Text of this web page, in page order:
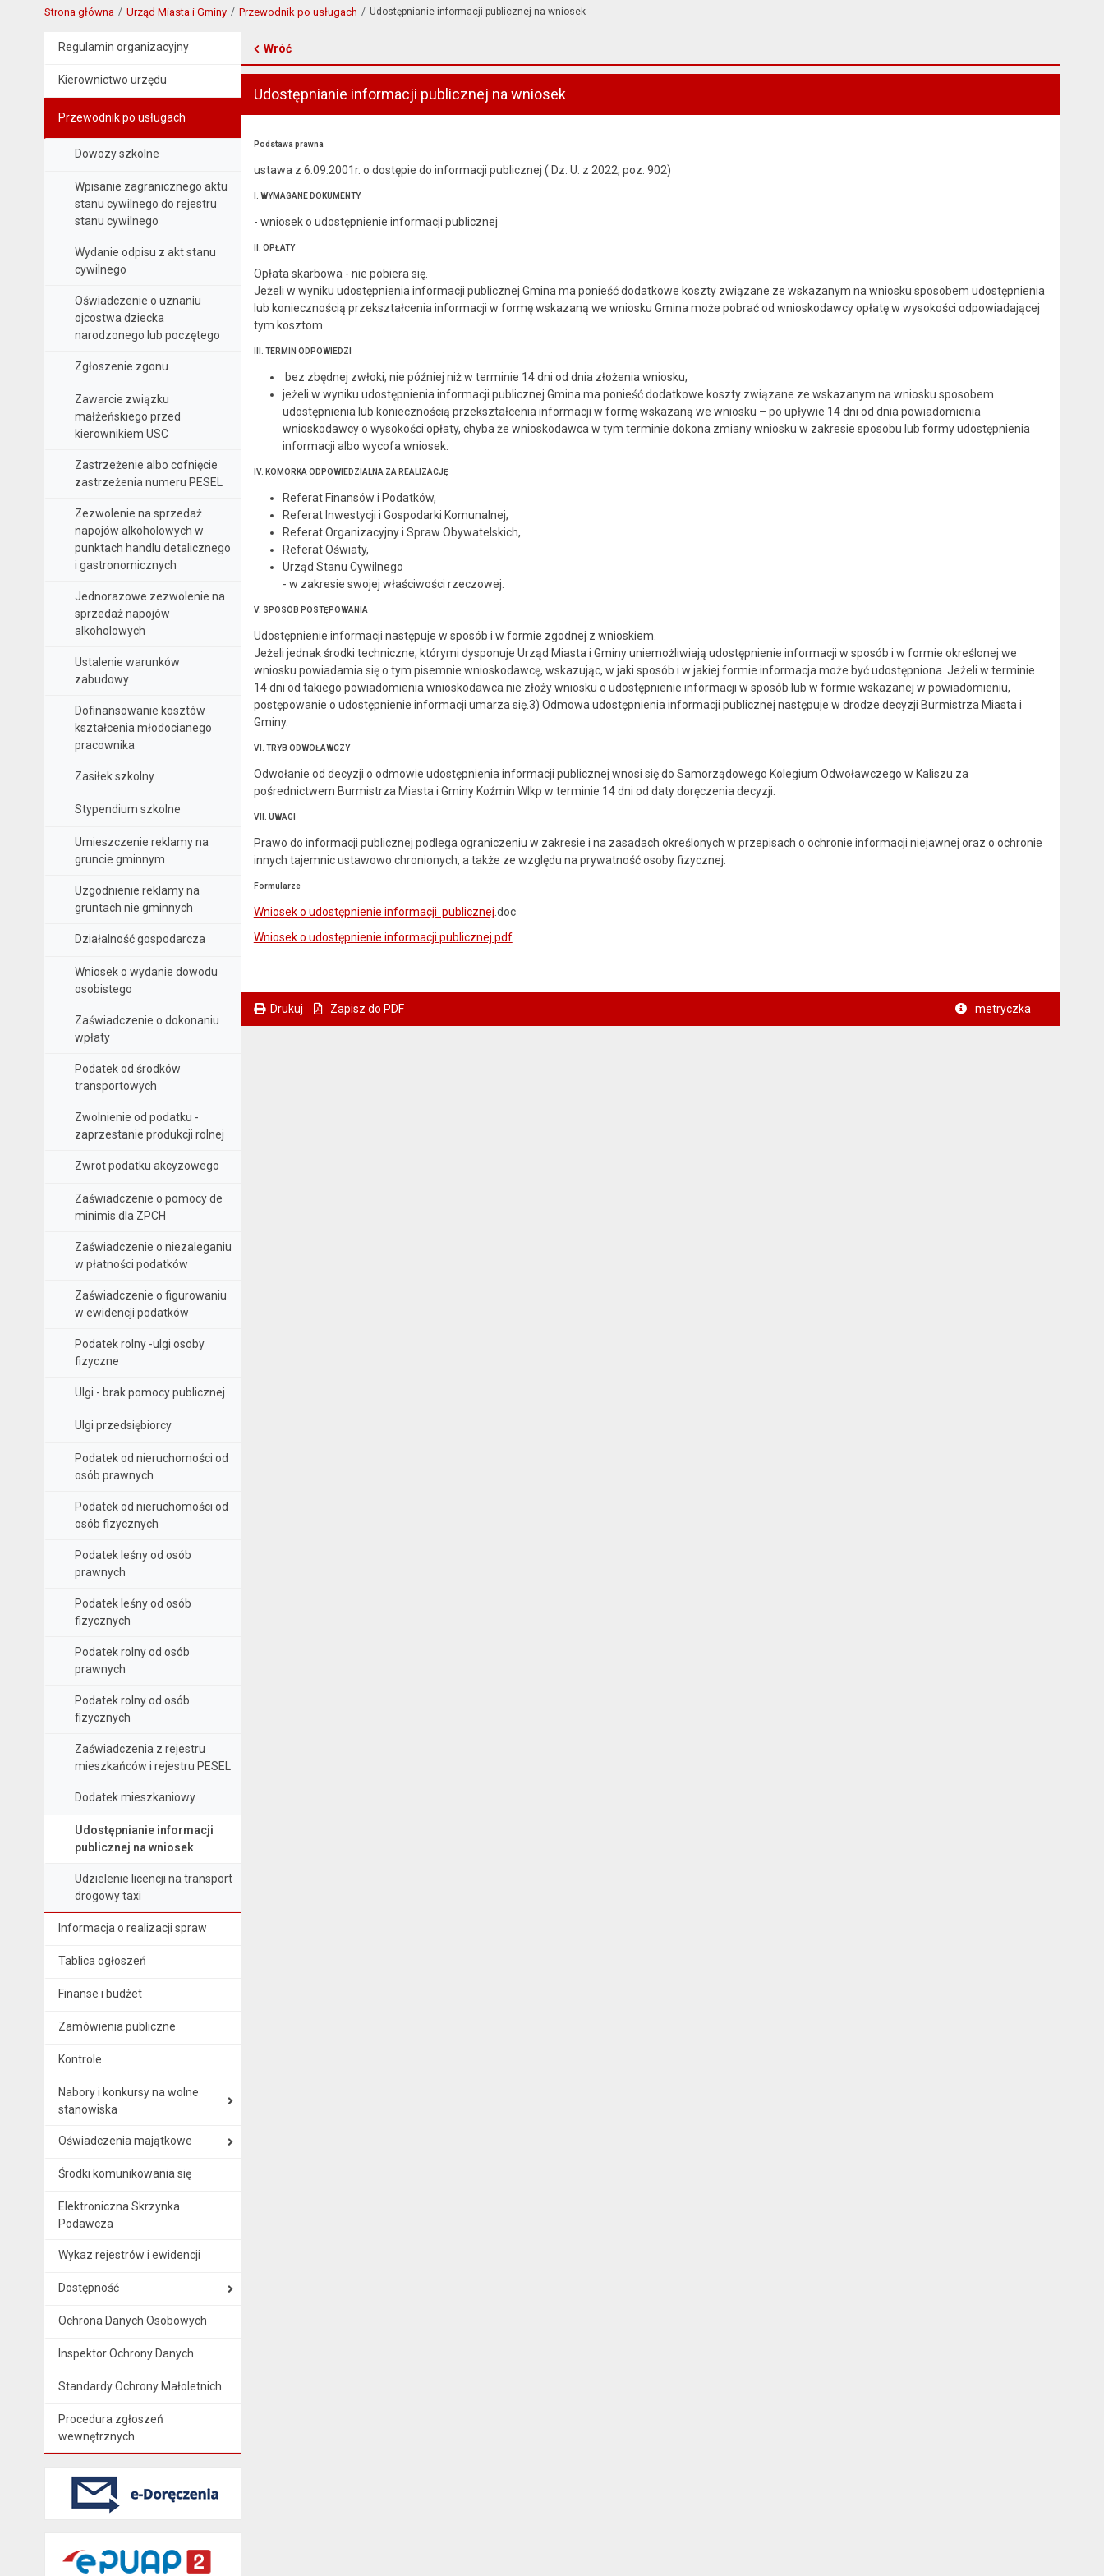
Strona główna Urząd Miasta i Gminy Przewodnik po usługach Udostępnianie informacji publicznej na wniosek
Regulamin organizacyjny
Kierownictwo urzędu
Przewodnik po usługach
Dowozy szkolne
Wpisanie zagranicznego aktu
stanu cywilnego do rejestru
stanu cywilnego
Wydanie odpisu z akt stanu
cywilnego
Oświadczenie o uznaniu
ojcostwa dziecka
narodzonego lub poczętego
Zgłoszenie zgonu
Zawarcie związku
małżeńskiego przed
kierownikiem USC
Zastrzeżenie albo cofnięcie
zastrzeżenia numeru PESEL
Zezwolenie na sprzedaż
napojów alkoholowych w
punktach handlu detalicznego
i gastronomicznych
Jednorazowe zezwolenie na
sprzedaż napojów
alkoholowych
Ustalenie warunków
zabudowy
Dofinansowanie kosztów
kształcenia młodocianego
pracownika
Zasiłek szkolny
Stypendium szkolne
Umieszczenie reklamy na
gruncie gminnym
Uzgodnienie reklamy na
gruntach nie gminnych
Działalność gospodarcza
Wniosek o wydanie dowodu
osobistego
Zaświadczenie o dokonaniu
wpłaty
Podatek od środków
transportowych
Zwolnienie od podatku -
zaprzestanie produkcji rolnej
Zwrot podatku akcyzowego
Zaświadczenie o pomocy de
minimis dla ZPCH
Zaświadczenie o niezaleganiu
w płatności podatków
Zaświadczenie o figurowaniu
w ewidencji podatków
Podatek rolny -ulgi osoby
fizyczne
Ulgi - brak pomocy publicznej
Ulgi przedsiębiorcy
Podatek od nieruchomości od
osób prawnych
Podatek od nieruchomości od
osób fizycznych
Podatek leśny od osób
prawnych
Podatek leśny od osób
fizycznych
Podatek rolny od osób
prawnych
Podatek rolny od osób
fizycznych
Zaświadczenia z rejestru
mieszkańców i rejestru PESEL
Dodatek mieszkaniowy
Udostępnianie informacji
publicznej na wniosek
Udzielenie licencji na transport
drogowy taxi
Informacja o realizacji spraw
Tablica ogłoszeń
Finanse i budżet
Zamówienia publiczne
Kontrole
Nabory i konkursy na wolne
stanowiska
Oświadczenia majątkowe
Środki komunikowania się
Elektroniczna Skrzynka
Podawcza
Wykaz rejestrów i ewidencji
Dostępność
Ochrona Danych Osobowych
Inspektor Ochrony Danych
Standardy Ochrony Małoletnich
Procedura zgłoszeń
wewnętrznych
Wróć
Udostępnianie informacji publicznej na wniosek
Podstawa prawna
ustawa z 6.09.2001r. o dostępie do informacji publicznej ( Dz. U. z 2022, poz. 902)
I. WYMAGANE DOKUMENTY
- wniosek o udostępnienie informacji publicznej
II. OPŁATY
Opłata skarbowa - nie pobiera się.
Jeżeli w wyniku udostępnienia informacji publicznej Gmina ma ponieść dodatkowe koszty związane ze wskazanym na wniosku sposobem udostępnienia
lub koniecznością przekształcenia informacji w formę wskazaną we wniosku Gmina może pobrać od wnioskodawcy opłatę w wysokości odpowiadającej
tym kosztom.
III. TERMIN ODPOWIEDZI
bez zbędnej zwłoki, nie później niż w terminie 14 dni od dnia złożenia wniosku,
jeżeli w wyniku udostępnienia informacji publicznej Gmina ma ponieść dodatkowe koszty związane ze wskazanym na wniosku sposobem
udostępnienia lub koniecznością przekształcenia informacji w formę wskazaną we wniosku – po upływie 14 dni od dnia powiadomienia
wnioskodawcy o wysokości opłaty, chyba że wnioskodawca w tym terminie dokona zmiany wniosku w zakresie sposobu lub formy udostępnienia
informacji albo wycofa wniosek.
IV. KOMÓRKA ODPOWIEDZIALNA ZA REALIZACJĘ
Referat Finansów i Podatków,
Referat Inwestycji i Gospodarki Komunalnej,
Referat Organizacyjny i Spraw Obywatelskich,
Referat Oświaty,
Urząd Stanu Cywilnego
- w zakresie swojej właściwości rzeczowej.
V. SPOSÓB POSTĘPOWANIA
Udostępnienie informacji następuje w sposób i w formie zgodnej z wnioskiem.
Jeżeli jednak środki techniczne, którymi dysponuje Urząd Miasta i Gminy uniemożliwiają udostępnienie informacji w sposób i w formie określonej we
wniosku powiadamia się o tym pisemnie wnioskodawcę, wskazując, w jaki sposób i w jakiej formie informacja może być udostępniona. Jeżeli w terminie
14 dni od takiego powiadomienia wnioskodawca nie złoży wniosku o udostępnienie informacji w sposób lub w formie wskazanej w powiadomieniu,
postępowanie o udostępnienie informacji umarza się.3) Odmowa udostępnienia informacji publicznej następuje w drodze decyzji Burmistrza Miasta i
Gminy.
VI. TRYB ODWOŁAWCZY
Odwołanie od decyzji o odmowie udostępnienia informacji publicznej wnosi się do Samorządowego Kolegium Odwoławczego w Kaliszu za
pośrednictwem Burmistrza Miasta i Gminy Koźmin Wlkp w terminie 14 dni od daty doręczenia decyzji.
VII. UWAGI
Prawo do informacji publicznej podlega ograniczeniu w zakresie i na zasadach określonych w przepisach o ochronie informacji niejawnej oraz o ochronie
innych tajemnic ustawowo chronionych, a także ze względu na prywatność osoby fizycznej.
Formularze
Wniosek o udostępnienie informacji publicznej.doc
Wniosek o udostępnienie informacji publicznej.pdf
Drukuj Zapisz do PDF metryczka